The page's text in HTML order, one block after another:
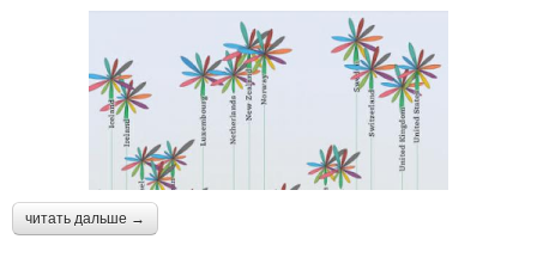
читать дальше →